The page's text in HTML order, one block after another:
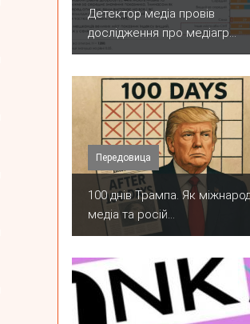
Детектор медіа провів
дослідження про медіагр...
Передовица
100 днів Трампа. Як
медіа та росій...